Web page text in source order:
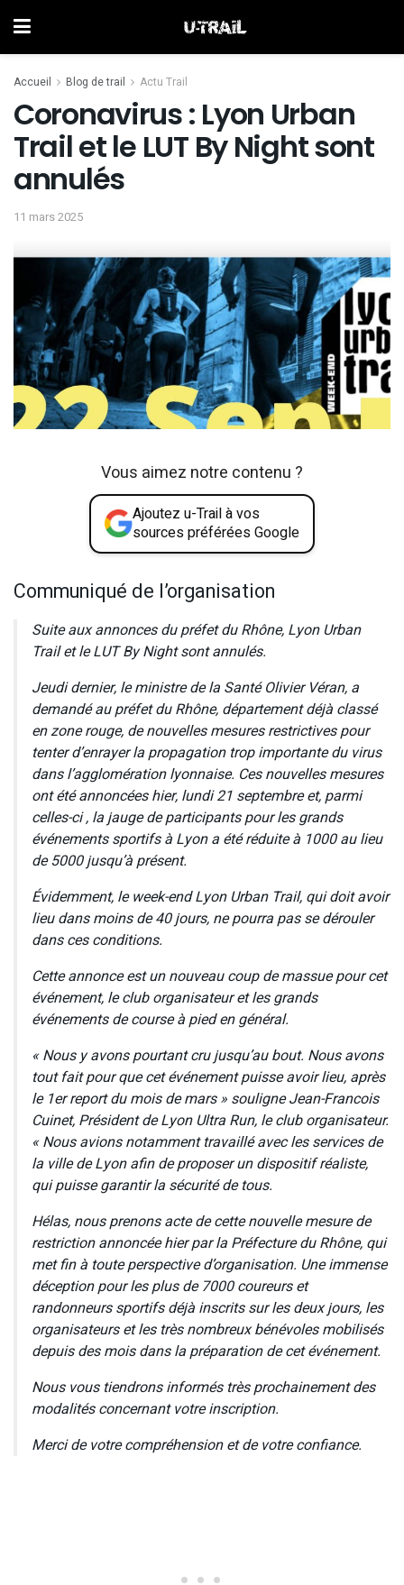
Accueil Blog de trail Actu Trail
Coronavirus : Lyon Urban
Trail et le LUT By Night sont
annulés
11 mars 2025
Vous aimez notre contenu ?
Ajoutez u-Trail à vos
sources préférées Google
Communiqué de l’organisation
Suite aux annonces du préfet du Rhône, Lyon Urban
Trail et le LUT By Night sont annulés.
Jeudi dernier, le ministre de la Santé Olivier Véran, a
demandé au préfet du Rhône, département déjà classé
en zone rouge, de nouvelles mesures restrictives pour
tenter d’enrayer la propagation trop importante du virus
dans l’agglomération lyonnaise. Ces nouvelles mesures
ont été annoncées hier, lundi 21 septembre et, parmi
celles-ci , la jauge de participants pour les grands
événements sportifs à Lyon a été réduite à 1000 au lieu
de 5000 jusqu’à présent.
Évidemment, le week-end Lyon Urban Trail, qui doit avoir
lieu dans moins de 40 jours, ne pourra pas se dérouler
dans ces conditions.
Cette annonce est un nouveau coup de massue pour cet
événement, le club organisateur et les grands
événements de course à pied en général.
« Nous y avons pourtant cru jusqu’au bout. Nous avons
tout fait pour que cet événement puisse avoir lieu, après
le 1er report du mois de mars » souligne Jean-Francois
Cuinet, Président de Lyon Ultra Run, le club organisateur.
« Nous avions notamment travaillé avec les services de
la ville de Lyon afin de proposer un dispositif réaliste,
qui puisse garantir la sécurité de tous.
Hélas, nous prenons acte de cette nouvelle mesure de
restriction annoncée hier par la Préfecture du Rhône, qui
met fin à toute perspective d’organisation. Une immense
déception pour les plus de 7000 coureurs et
randonneurs sportifs déjà inscrits sur les deux jours, les
organisateurs et les très nombreux bénévoles mobilisés
depuis des mois dans la préparation de cet événement.
Nous vous tiendrons informés très prochainement des
modalités concernant votre inscription.
Merci de votre compréhension et de votre confiance.